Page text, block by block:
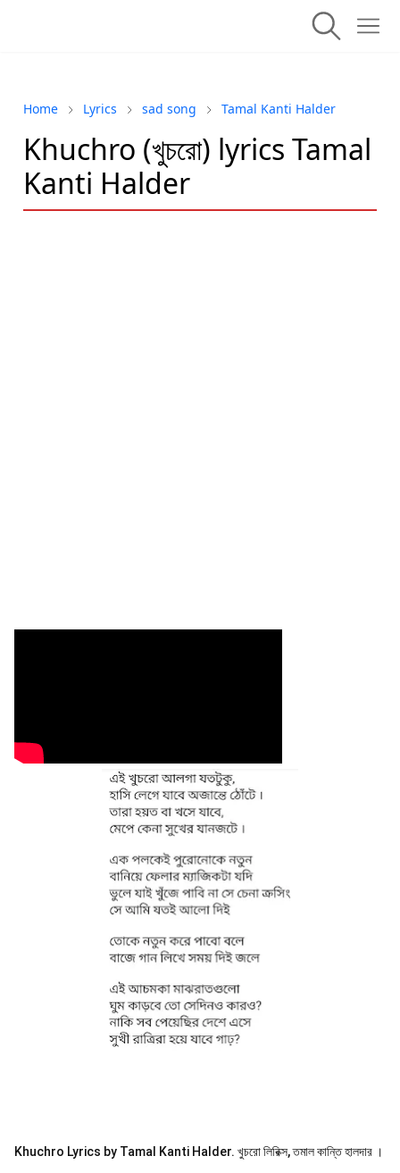
Home Lyrics sad song Tamal Kanti Halder
Khuchro (খুচরো) lyrics Tamal
Kanti Halder
Khuchro Lyrics by Tamal Kanti Halder. খুচরো লিরিক্স, তমাল কান্তি হালদার ।